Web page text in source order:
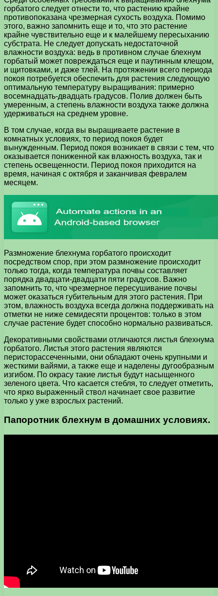
горбатого следует отнести то, что растению крайне
противопоказана чрезмерная сухость воздуха. Помимо
этого, важно запомнить еще и то, что это растение
крайне чувствительно еще и к малейшему пересыханию
субстрата. Не следует допускать недостаточной
влажности воздуха: ведь в противном случае блехнум
горбатый может повреждаться еще и паутинным клещом,
и щитовками, и даже тлей. На протяжении всего периода
покоя потребуется обеспечить для растения следующую
оптимальную температуру выращивания: примерно
восемнадцать-двадцать градусов. Полив должен быть
умеренным, а степень влажности воздуха также должна
удерживаться на среднем уровне.
В том случае, когда вы выращиваете растение в
комнатных условиях, то период покоя будет
вынужденным. Период покоя возникает в связи с тем, что
оказывается пониженной как влажность воздуха, так и
степень освещенности. Период покоя приходится на
время, начиная с октября и заканчивая февралем
месяцем.
Размножение блехнума горбатого происходит
посредством спор, при этом размножение происходит
только тогда, когда температура почвы составляет
порядка двадцати-двадцати пяти градусов. Важно
запомнить то, что чрезмерное пересушивание почвы
может оказаться губительным для этого растения. При
этом, влажность воздуха всегда должна поддерживать на
отметки не ниже семидесяти процентов: только в этом
случае растение будет способно нормально развиваться.
Декоративными свойствами отличаются листья блехнума
горбатого. Листья этого растения являются
перисторассеченными, они обладают очень крупными и
жесткими вайями, а также еще и наделены дугообразным
изгибом. По окрасу такие листья будут насыщенного
зеленого цвета. Что касается стебля, то следует отметить,
что ярко выраженный ствол начинает свое развитие
только у уже взрослых растений.
Папоротник блехнум в домашних условиях.